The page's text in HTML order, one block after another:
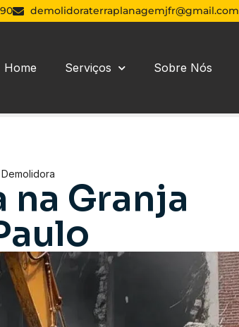
demolidoraterraplanagemjfr@gmail.com
Home Serviços Sobre Nós
Granja